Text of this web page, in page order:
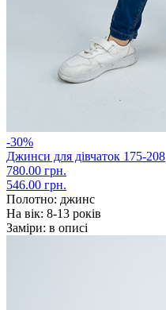
-30%
Джинси для дівчаток 175-208
780.00 грн.
546.00 грн.
Полотно: джинс
На вік: 8-13 років
Заміри: в описі